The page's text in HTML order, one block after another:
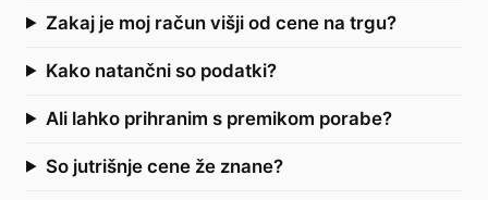
Zakaj je moj račun višji od cene na trgu?
Kako natančni so podatki?
Ali lahko prihranim s premikom porabe?
So jutrišnje cene že znane?